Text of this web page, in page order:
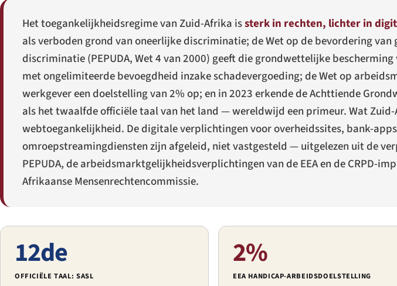
Het toegankelijkheidsregime van Zuid-Afrika issterk in rechten, lichter in
als verboden grond van oneerlijke discriminatie; de Wet op de bevordering
discriminatie (PEPUDA, Wet 4 van 2000) geeft die grondwettelijke
met ongelimiteerde bevoegdheid inzake schadevergoeding; de Wet op
werkgever een doelstelling van 2% op; en in 2023 erkende de Achttiende
als het twaalfde officiële taal van het land — wereldwijd een primeur. Wat
webtoegankelijkheid. De digitale verplichtingen voor overheidssites, bank-
omroepstreamingdiensten zijn afgeleid, niet vastgesteld — uitgelezen uit de
PEPUDA, de arbeidsmarktgelijkheidsverplichtingen van de EEA en de CRPD-
Afrikaanse Mensenrechtencommissie.
12de
OFFICIËLE TAAL: SASL
2%
EEA HANDICAP-ARBEIDSDOELSTELLING